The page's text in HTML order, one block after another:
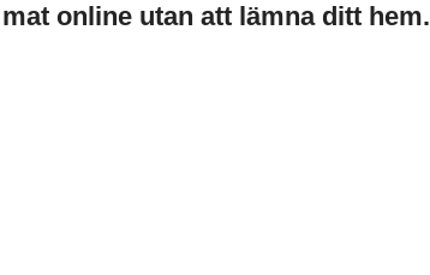
online utan att lämna ditt hem.